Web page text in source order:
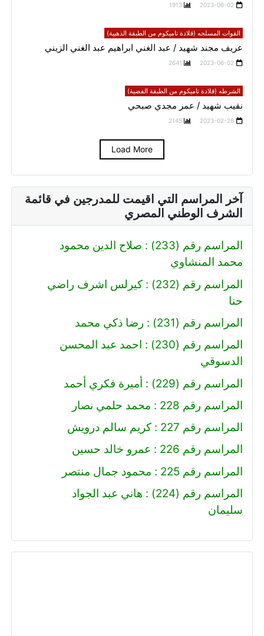
2023-06-02
1913
القوات المسلحه (قلادة تاميكوم من الطبقة الذهبية)
عريف مجند شهيد / عبد الغني ابراهيم عبد الغني الزيني
2023-06-02
2641
الشرطه (قلادة تاميكوم من الطبقة الفضية)
نقيب شهيد / عمر مجدي صبحي
2023-02-28
2145
Load More
آخر المراسم التي اقيمت للمدرجين في قائمة
الشرف الوطني المصري
المراسم رقم (233) : صلاح الدين محمود
محمد المنشاوي
المراسم رقم (232) : كيرلس اشرف راضي
حنا
المراسم رقم (231) : رضا ذكي محمد
المراسم رقم (230) : احمد عبد المحسن
الدسوقي
المراسم رقم (229) : أميرة فكري أحمد
المراسم رقم 228 : محمد حلمي نصار
المراسم رقم 227 : كريم سالم درويش
المراسم رقم 226 : عمرو خالد حسين
المراسم رقم 225 : محمود جمال منتصر
المراسم رقم (224) : هاني عبد الجواد
سليمان